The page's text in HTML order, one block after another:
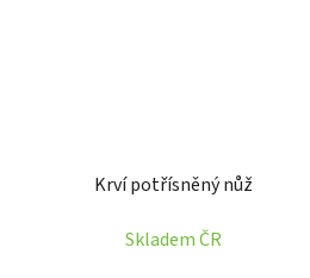
Krví potřísněný nůž
Skladem ČR